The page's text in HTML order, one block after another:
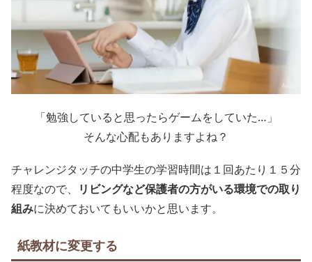
「勉強していると思ったらゲームをしていた…」
そんな心配もありますよね？
チャレンジタッチの中学生の学習時間は１回あたり１５分
程度なので、
リビングなど保護者の方がいる環境での取り
組みに決めておいてもいいかと思います。
紙教材に変更する